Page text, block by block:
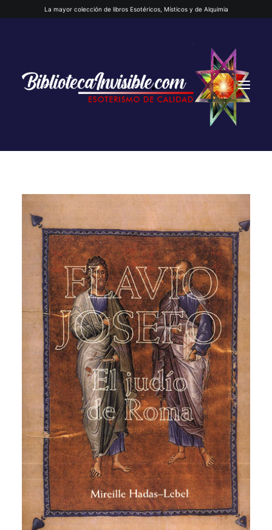
La mayor colección de libros Esotéricos, Místicos y de Alquimia
QUIENES SOMOS
CATEGORÍAS
AUTORES DESTACADOS
GLOSARIO
CONTACTO
LOGIN / REGISTER
CART